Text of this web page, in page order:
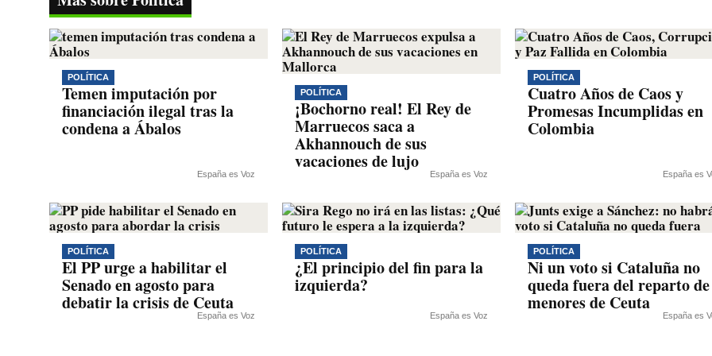
ppm nk
POLÍTICA
Temen imputación por
financiación ilegal tras la
condena a Ábalos
España es Voz
POLÍTICA
¡Bochorno real! El Rey de
Marruecos saca a
Akhannouch de sus
vacaciones de lujo
España es Voz
POLÍTICA
Cuatro Años de Caos y
Promesas Incumplidas en
Colombia
España es
POLÍTICA
El PP urge a habilitar el
Senado en agosto para
debatir la crisis de Ceuta
España es Voz
POLÍTICA
¿El principio del fin para la
izquierda?
España es Voz
POLÍTICA
Ni un voto si Cataluña no
queda fuera del reparto de
menores de Ceuta
España es